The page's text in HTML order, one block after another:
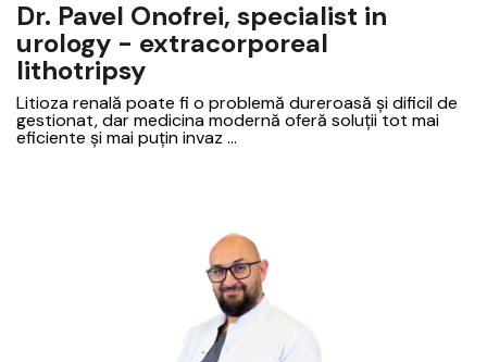
Dr. Pavel Onofrei, specialist in
urology - extracorporeal
lithotripsy
Litioza renală poate fi o problemă dureroasă și dificil de
gestionat, dar medicina modernă oferă soluții tot mai
eficiente și mai puțin invaz ...